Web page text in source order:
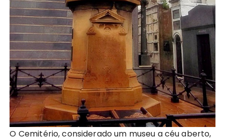
O Cemitério, considerado um museu a céu aberto,